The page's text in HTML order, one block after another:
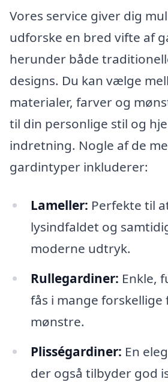
Vores service giver dig
udforske en bred vifte af
herunder både
designs. Du kan vælge
materialer, farver og
til din personlige stil og
indretning. Nogle af de
gardintyper inkluderer:
Lameller: Perfekte til
lysindfaldet og
moderne udtryk.
Rullegardiner: Enkle,
fås i mange forskellige
mønstre.
Plisségardiner: En
der også tilbyder god